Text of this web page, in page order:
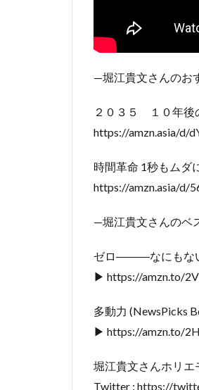
—堀江貴文さんのお
２０３５ １０年後
https://amzn.asia/d/
時間革命 1秒もムダ
https://amzn.asia/d/
—堀江貴文さんのベ
ゼロ―――なにもない
▶ https://amzn.to/
多動力 (NewsPicks
▶ https://amzn.to/
堀江貴文さんホリエ
Twitter : https://